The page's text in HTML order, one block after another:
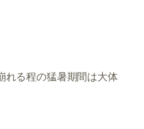
れる程の猛暑期間は大体